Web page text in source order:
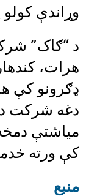
وړاندې
د “ګاک”
هرات،
ډګرونو کې
میاشتې
کې ورته
منبع